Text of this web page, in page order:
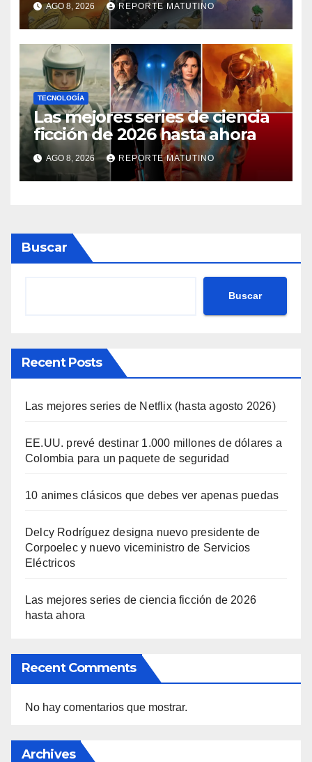
AGO 8, 2026 REPORTE MATUTINO
TECNOLOGÍA
Las mejores series de ciencia
ficción de 2026 hasta ahora
AGO 8, 2026 REPORTE MATUTINO
Buscar
Buscar
Recent Posts
Las mejores series de Netflix (hasta agosto 2026)
EE.UU. prevé destinar 1.000 millones de dólares a
Colombia para un paquete de seguridad
10 animes clásicos que debes ver apenas puedas
Delcy Rodríguez designa nuevo presidente de
Corpoelec y nuevo viceministro de Servicios
Eléctricos
Las mejores series de ciencia ficción de 2026
hasta ahora
Recent Comments
No hay comentarios que mostrar.
Archives